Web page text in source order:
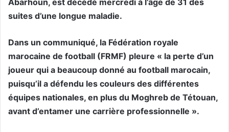
Abarhoun, est décédé mercredi à l’âge de 31 des
suites d’une longue maladie.
Dans un communiqué, la Fédération royale
marocaine de football (FRMF) pleure « la perte d’un
joueur qui a beaucoup donné au football marocain,
puisqu’il a défendu les couleurs des différentes
équipes nationales, en plus du Moghreb de Tétouan,
avant d’entamer une carrière professionnelle ».